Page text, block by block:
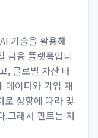
기술을 활용해
금융 플랫폼입니
, 글로벌 자산 배
데이터와 기업 재
로 성향에 따라 맞
.그래서 핀트는 저